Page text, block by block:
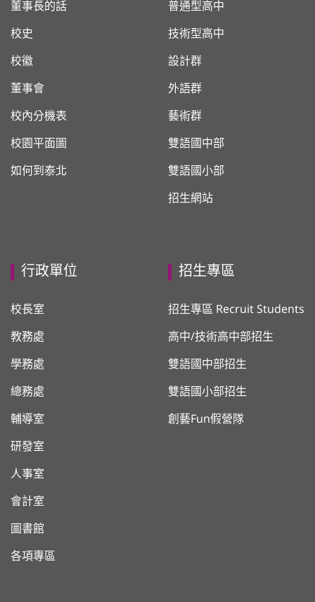
董事長的話
校史
校徽
董事會
校內分機表
校園平面圖
如何到泰北
普通型高中
技術型高中
設計群
外語群
藝術群
雙語國中部
雙語國小部
招生網站
行政單位
校長室
教務處
學務處
總務處
輔導室
研發室
人事室
會計室
圖書館
各項專區
招生專區
招生專區 Recruit Students
高中/技術高中部招生
雙語國中部招生
雙語國小部招生
創藝Fun假營隊